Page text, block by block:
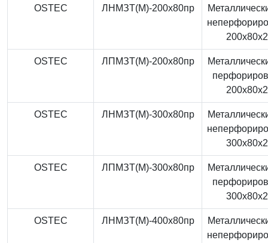
OSTEC ЛНМЗТ(М)-200x80пр
OSTEC ЛПМЗТ(М)-200x80пр
OSTEC ЛНМЗТ(М)-300x80пр
OSTEC ЛПМЗТ(М)-300x80пр
OSTEC ЛНМЗТ(М)-400x80пр